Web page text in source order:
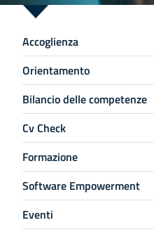
Accoglienza
Orientamento
Bilancio delle competenze
Cv Check
Formazione
Software Empowerment
Eventi